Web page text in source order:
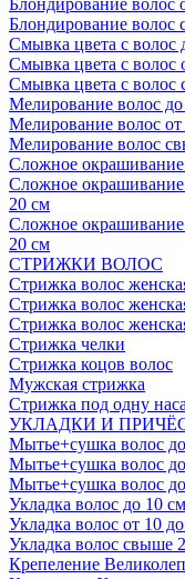
Блондирование волос
Блондирование волос
Смывка цвета с волос
Смывка цвета с волос
Смывка цвета с волос
Мелирование волос
Мелирование волос
Мелирование волос
Сложное
Сложное
20 см
Сложное
20 см
СТРИЖКИ ВОЛОС
Стрижка волос
Стрижка волос
Стрижка волос
Стрижка челки
Стрижка коцов волос
Мужская стрижка
Стрижка под одну
УКЛАДКИ И
Мытье+сушка волос
Мытье+сушка волос
Мытье+сушка волос
Укладка волос до 10 см
Укладка волос от 10
Укладка волос свыше
Крепеление